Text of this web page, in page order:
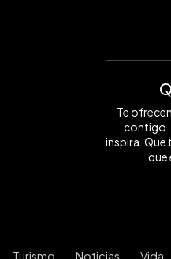
Te
contigo.
inspira. Que
que
Turismo Noticias Vida